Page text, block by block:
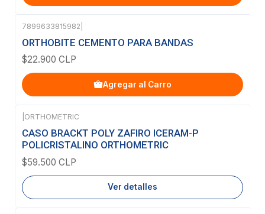
7899633815982
ORTHOBITE CEMENTO PARA BANDAS
$22.900 CLP
Agregar al Carro
Agotado
ORTHOMETRIC
CASO BRACKT POLY ZAFIRO ICERAM-P
POLICRISTALINO ORTHOMETRIC
$59.500 CLP
Ver detalles